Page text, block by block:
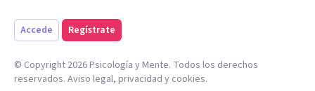
Accede Regístrate
© Copyright 2026Psicología y Mente. Todos los derechos
reservados. Aviso legal, privacidad y cookies.